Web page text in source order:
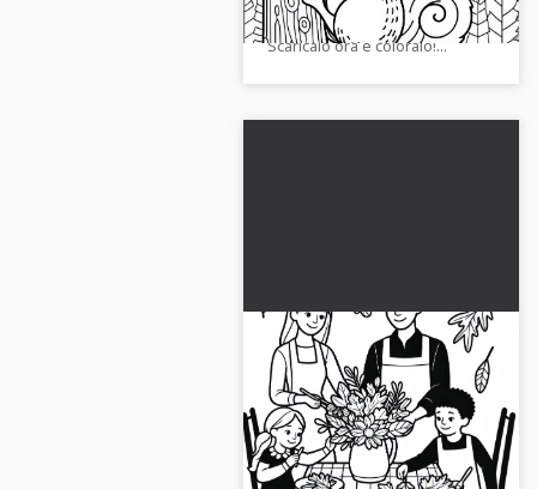
disegno di scoiattolo gratuito.
Scaricalo ora e coloralo!...
La famiglia prepara un
mazzo di fiori per il
tavolo da pranzo -
Disegno da colorare
autunnale gratuito
Scarica il disegno da colorare
gratuito con una famiglia che
prepara un mazzo di fiori per il